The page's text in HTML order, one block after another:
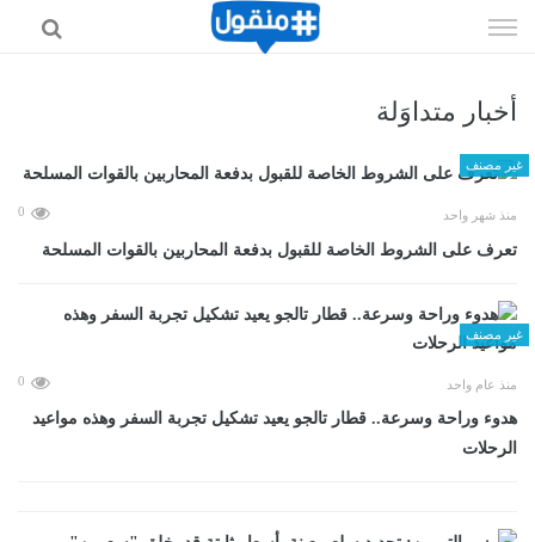
الى
أخبار متداوَلة
غير مصنف
منذ شهر واحد 0
تعرف على الشروط الخاصة للقبول بدفعة المحاربين بالقوات المسلحة
غير مصنف
منذ عام واحد 0
هدوء وراحة وسرعة.. قطار تالجو يعيد تشكيل تجربة السفر وهذه مواعيد
الرحلات